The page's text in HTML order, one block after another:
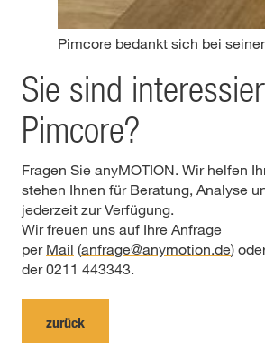
Pimcore bedankt sich bei
Sie sind
Pimcore?
Fragen Sie anyMOTION. Wir helfen
stehen Ihnen für Beratung, Analyse
jederzeit zur Verfügung.
Wir freuen uns auf Ihre Anfrage
per Mail (anfrage@anymotion.de)
der 0211 443343.
zurück